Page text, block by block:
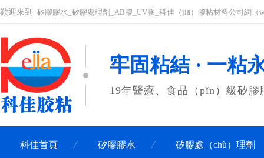
歡迎來到 矽膠膠水_矽膠處理劑_AB膠_UV膠_科佳（jiā）膠粘材料公司網（
牢固粘結 · 一粘
19年醫療、食品（pǐn）級矽膠
科佳首頁 矽膠膠水 矽膠處（chù）理劑